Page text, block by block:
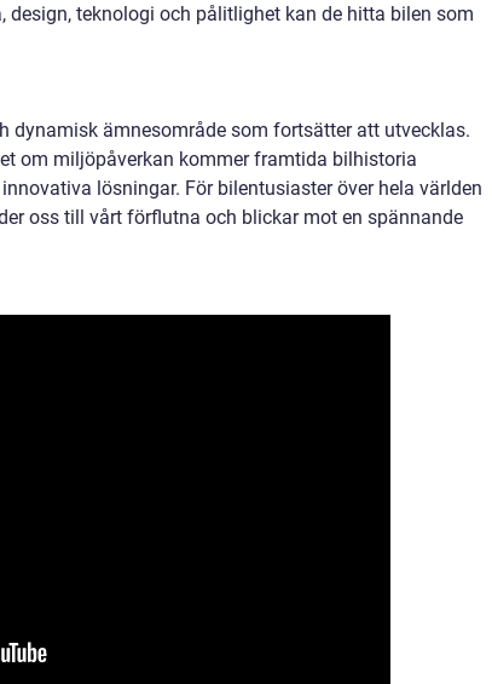
teknologi och pålitlighet kan de hitta bilen som
dynamisk ämnesområde som fortsätter att utvecklas.
om miljöpåverkan kommer framtida bilhistoria
lösningar. För bilentusiaster över hela världen
oss till vårt förflutna och blickar mot en spännande